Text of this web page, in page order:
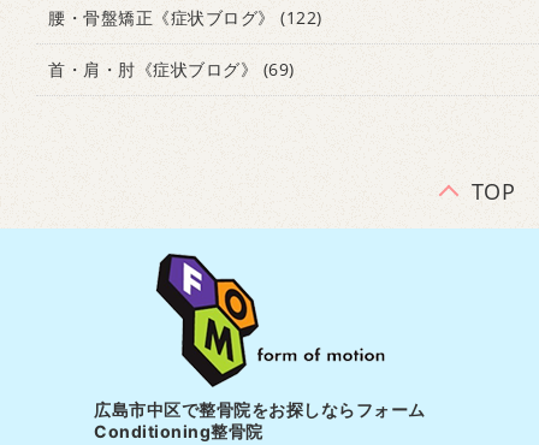
腰・骨盤矯正《症状ブログ》 (122)
首・肩・肘《症状ブログ》 (69)
TOP
広島市中区で整骨院をお探しならフォーム
Conditioning整骨院